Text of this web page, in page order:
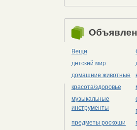
Вещи
детский мир
домашние животные
красота/здоровье
музыкальные
инструменты
предметы роскоши